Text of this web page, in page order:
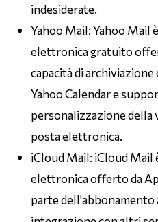
indesiderate.
Yahoo Mail: Yahoo Mail
elettronica gratuito
capacità di
Yahoo Calendar e
personalizzazione della
posta elettronica.
iCloud Mail: iCloud Mail
elettronica offerto da
parte dell'abbonamento